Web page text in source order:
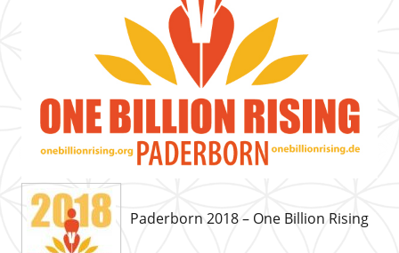
Paderborn 2018 – One Billion Rising